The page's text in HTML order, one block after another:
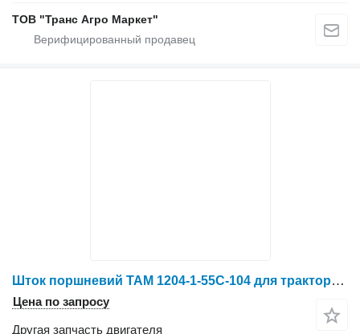
ТОВ "Транс Агро Маркет"
Шток поршневий TAM 1204-1-55C-104 для трактора колесного YTO X804/X904/LX954/NLX1024/NLX1054/X1204/NLX1304/NLX1404
Цена по запросу
Другая запчасть двигателя